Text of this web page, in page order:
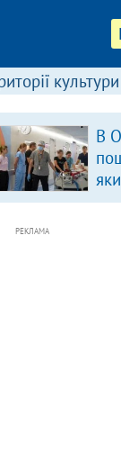
культури
В
РЕКЛАМА